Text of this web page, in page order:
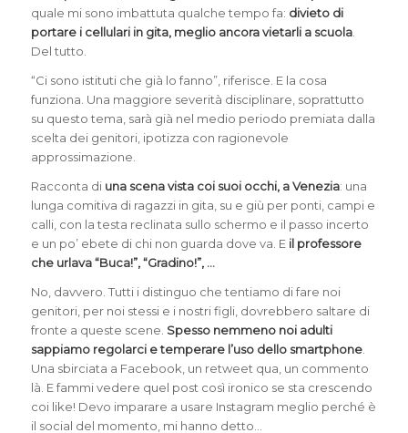
quale mi sono imbattuta qualche tempo fa: divieto di
portare i cellulari in gita, meglio ancora vietarli a scuola.
Del tutto.
“Ci sono istituti che già lo fanno”, riferisce. E la cosa
funziona. Una maggiore severità disciplinare, soprattutto
su questo tema, sarà già nel medio periodo premiata dalla
scelta dei genitori, ipotizza con ragionevole
approssimazione.
Racconta di una scena vista coi suoi occhi, a Venezia: una
lunga comitiva di ragazzi in gita, su e giù per ponti, campi e
calli, con la testa reclinata sullo schermo e il passo incerto
e un po’ ebete di chi non guarda dove va. E il professore
che urlava “Buca!”, “Gradino!”, …
No, davvero. Tutti i distinguo che tentiamo di fare noi
genitori, per noi stessi e i nostri figli, dovrebbero saltare di
fronte a queste scene. Spesso nemmeno noi adulti
sappiamo regolarci e temperare l’uso dello smartphone.
Una sbirciata a Facebook, un retweet qua, un commento
là. E fammi vedere quel post così ironico se sta crescendo
coi like! Devo imparare a usare Instagram meglio perché è
il social del momento, mi hanno detto…